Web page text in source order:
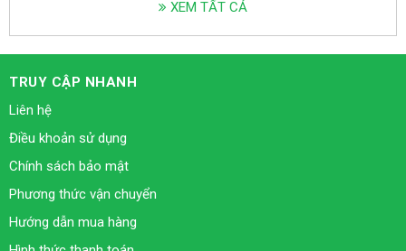
XEM TẤT CẢ
TRUY CẬP NHANH
Liên hệ
Điều khoản sử dụng
Chính sách bảo mật
Phương thức vận chuyển
Hướng dẫn mua hàng